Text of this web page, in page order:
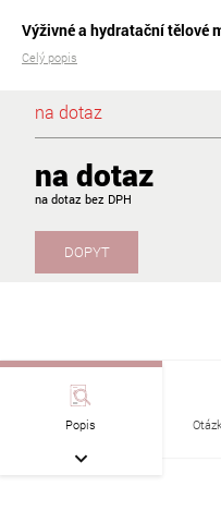
Výživné a hydratační tělové
Celý popis
na dotaz
na dotaz
na dotaz
DOPYT
Popis